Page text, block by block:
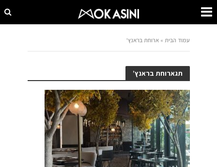
עמוד הבית »ארוחת בראנץ'
תגארוחת בראנץ’